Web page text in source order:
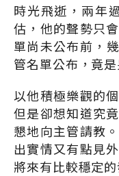
時光飛逝，兩年
估，他的聲勢只
單尚未公布前，
管名單公布，竟
以他積極樂觀的
但是卻想知道究
懇地向主管請教
出實情又有點見
將來有比較穩定